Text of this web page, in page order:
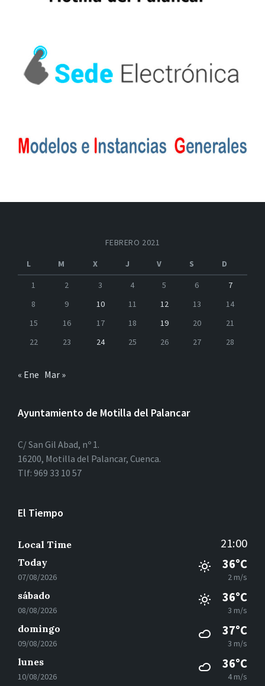
FEBRERO 2021
L
M X J V S
D
1
2 3 4 5 6
7
8
9 10 11 12 13
14
15
16 17 18 19 20
21
22
23 24 25 26 27 28
« Ene Mar »
Ayuntamiento de Motilla del Palancar
C/ San Gil Abad, nº 1.
16200, Motilla del Palancar, Cuenca.
Tlf: 969 33 10 57
El Tiempo
Local Time 21:00
Today
07/08/2026
36°C
2 m/s
sábado
08/08/2026
36°C
3 m/s
domingo
09/08/2026
37°C
3 m/s
lunes
10/08/2026
36°C
4 m/s